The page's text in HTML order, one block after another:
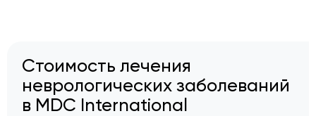
Стоимость лечения
неврологических заболеваний
в MDC International